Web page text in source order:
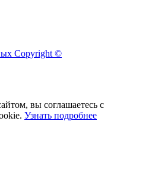
Copyright ©
вы соглашаетесь с
Узнать подробнее